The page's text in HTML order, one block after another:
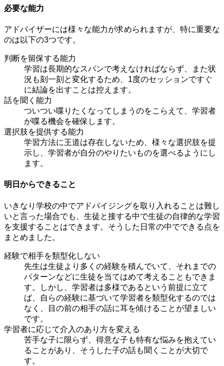
必要な能力
アドバイザーには様々な能力が求められますが、特に重要な
のは以下の3つです。
判断を留保する能力
学習は長期的なスパンで考えなければならず、また状
況も刻一刻と変化するため、1度のセッションですぐ
に結論を出すことは控えます。
話を聞く能力
ついつい喋りたくなってしまうのをこらえて、学習者
が喋る機会を確保します。
選択肢を提供する能力
学習方法に王道は存在しないため、様々な選択肢を提
示し、学習者が自分のやりたいものを選べるようにし
ます。
明日からできること
いきなり学校の中でアドバイジングを取り入れることは難し
いと言った場合でも、生徒と接する中で生徒の自律的な学習
を支援することはできます。そうした日常の中でできる点を
まとめました。
経験で相手を類型化しない
先生は生徒より多くの経験を積んでいて、それまでの
パターンなどに生徒を当てはめて考えることもできま
す。しかし、学習者は多様であるという前提に立て
ば、自らの経験に基づいて学習者を類型化するのでは
なく、目の前の相手の話に耳を傾けることが望ましい
です。
学習者に応じて介入のあり方を変える
苦手な子に限らず、得意な子も特有な悩みを抱えてい
ることがあり、そうした子の話も聞くことが大切で
す。